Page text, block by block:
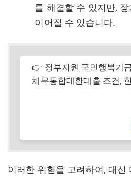
를 해결할 수 있지만,
이어질 수 있습니다.
👉 정부지원 국민행복기
채무통합대환대출 조건,
이러한 위험을 고려하여, 대신